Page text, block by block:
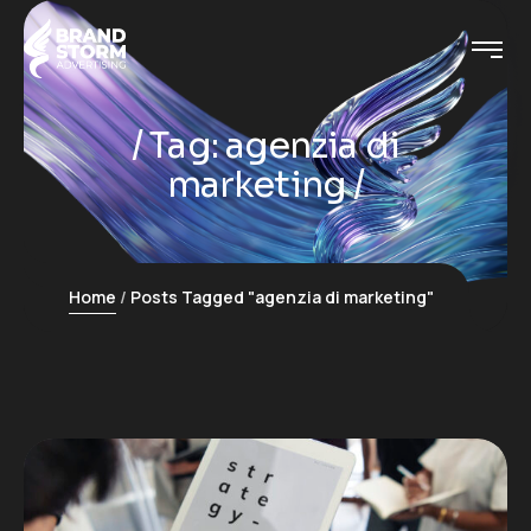
Tag:agenzia di
marketing
Home Posts Tagged "agenzia di marketing"